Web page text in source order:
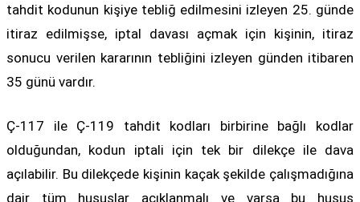
tahdit kodunun kişiye tebliğ edilmesini izleyen 25. günde
itiraz edilmişse, iptal davası açmak için kişinin, itiraz
sonucu verilen kararının tebliğini izleyen günden itibaren
35 günü vardır.
Ç-117 ile Ç-119 tahdit kodları birbirine bağlı kodlar
olduğundan, kodun iptali için tek bir dilekçe ile dava
açılabilir. Bu dilekçede kişinin kaçak şekilde çalışmadığına
dair tüm hususlar açıklanmalı ve varsa bu husus